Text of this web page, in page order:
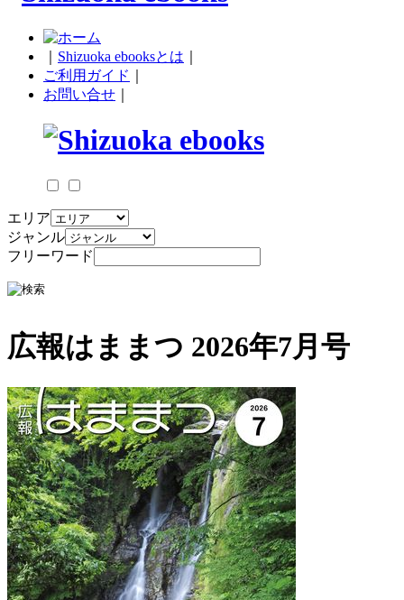
Shizuoka ebooksとは
ご利用ガイド
お問い合せ
エリア
ジャンル
フリーワード
広報はままつ 2026年7月号